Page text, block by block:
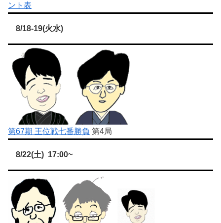
ント表
8/18-19(火水)
第67期 王位戦七番勝負 第4局
8/22(土) 17:00~